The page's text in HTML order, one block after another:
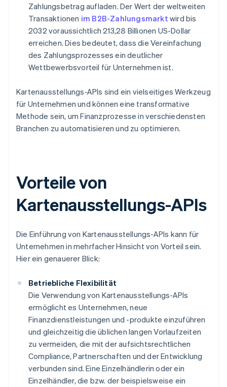
Zahlungsbetrag aufladen. Der Wert der weltweiten
Transaktionen im B2B-Zahlungsmarkt wird bis
2032 voraussichtlich 213,28 Billionen US-Dollar
erreichen. Dies bedeutet, dass die Vereinfachung
des Zahlungsprozesses ein deutlicher
Wettbewerbsvorteil für Unternehmen ist.
Kartenausstellungs-APIs sind ein vielseitiges Werkzeug
für Unternehmen und können eine transformative
Methode sein, um Finanzprozesse in verschiedensten
Branchen zu automatisieren und zu optimieren.
Vorteile von
Kartenausstellungs-APIs
Die Einführung von Kartenausstellungs-APIs kann für
Unternehmen in mehrfacher Hinsicht von Vorteil sein.
Hier ein genauerer Blick:
Betriebliche Flexibilität
Die Verwendung von Kartenausstellungs-APIs
ermöglicht es Unternehmen, neue
Finanzdienstleistungen und -produkte einzuführen
und gleichzeitig die üblichen langen Vorlaufzeiten
zu vermeiden, die mit der aufsichtsrechtlichen
Compliance, Partnerschaften und der Entwicklung
verbunden sind. Eine Einzelhändlerin oder ein
Einzelhändler, die bzw. der beispielsweise ein